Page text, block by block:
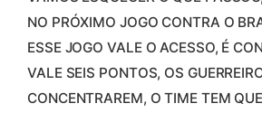
NO PRÓXIMO JOGO CONTRA O
ESSE JOGO VALE O ACESSO, É
VALE SEIS PONTOS, OS
CONCENTRAREM, O TIME TEM